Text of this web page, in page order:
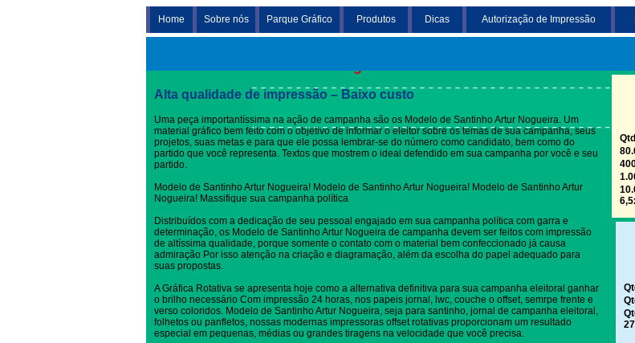
Home Sobre nós Parque Gráfico Produtos Dicas Autorização de Impressão
Alta qualidade de impressão – Baixo custo
Uma peça importantíssima na ação de campanha são os Modelo de Santinho Artur Nogueira. Um
material gráfico bem feito com o objetivo de informar o eleitor sobre os temas de sua campanha, seus
projetos, suas metas e para que ele possa lembrar-se do número como candidato, bem como do
partido que você representa. Textos que mostrem o ideal defendido em sua campanha por você e seu
partido.
Modelo de Santinho Artur Nogueira! Modelo de Santinho Artur Nogueira! Modelo de Santinho Artur
Nogueira! Massifique sua campanha política
Distribuídos com a dedicação de seu pessoal engajado em sua campanha política com garra e
determinação, os Modelo de Santinho Artur Nogueira de campanha devem ser feitos com impressão
de altíssima qualidade, porque somente o contato com o material bem confeccionado já causa
admiração Por isso atenção na criação e diagramação, além da escolha do papel adequado para
suas propostas.
A Gráfica Rotativa se apresenta hoje como a alternativa definitiva para sua campanha eleitoral ganhar
o brilho necessário Com impressão 24 horas, nos papeis jornal, lwc, couche o offset, semrpe frente e
verso coloridos. Modelo de Santinho Artur Nogueira, seja para santinho, jornal de campanha eleitoral,
folhetos ou panfletos, nossas modernas impressoras offset rotativas proporcionam um resultado
especial em pequenas, médias ou grandes tiragens na velocidade que você precisa.